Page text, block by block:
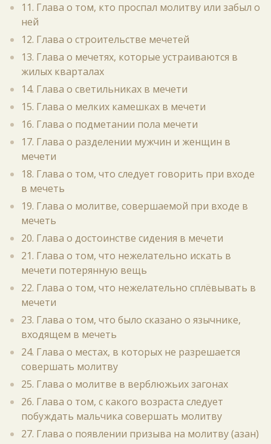
11. Глава о том, кто проспал молитву или забыл о
ней
12. Глава о строительстве мечетей
13. Глава о мечетях, которые устраиваются в
жилых кварталах
14. Глава о светильниках в мечети
15. Глава о мелких камешках в мечети
16. Глава о подметании пола мечети
17. Глава о разделении мужчин и женщин в
мечети
18. Глава о том, что следует говорить при входе
в мечеть
19. Глава о молитве, совершаемой при входе в
мечеть
20. Глава о достоинстве сидения в мечети
21. Глава о том, что нежелательно искать в
мечети потерянную вещь
22. Глава о том, что нежелательно сплёвывать в
мечети
23. Глава о том, что было сказано о язычнике,
входящем в мечеть
24. Глава о местах, в которых не разрешается
совершать молитву
25. Глава о молитве в верблюжьих загонах
26. Глава о том, с какого возраста следует
побуждать мальчика совершать молитву
27. Глава о появлении призыва на молитву (азан)